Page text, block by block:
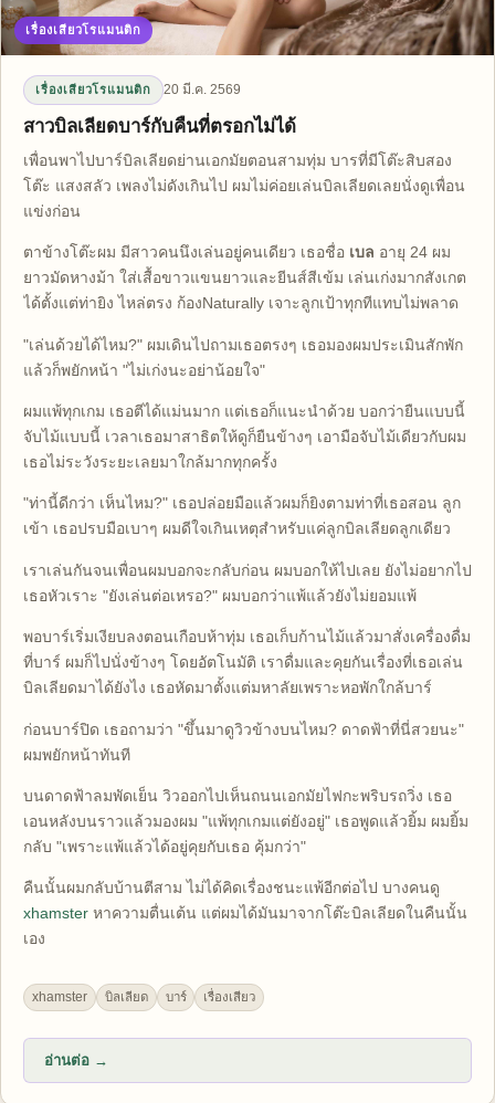
เรื่องเสียวโรแมนติก
เรื่องเสียวโรแมนติก 20 มี.ค. 2569
สาวบิลเลียดบาร์กับคืนที่ตรอกไม่ได้
เพื่อนพาไปบาร์บิลเลียดย่านเอกมัยตอนสามทุ่ม บารที่มีโต๊ะสิบสอง
โต๊ะ แสงสลัว เพลงไม่ดังเกินไป ผมไม่ค่อยเล่นบิลเลียดเลยนั่งดูเพื่อน
แข่งก่อน
ตาข้างโต๊ะผม มีสาวคนนึงเล่นอยู่คนเดียว เธอชื่อ เบล อายุ 24 ผม
ยาวมัดหางม้า ใส่เสื้อขาวแขนยาวและยีนส์สีเข้ม เล่นเก่งมากสังเกต
ได้ตั้งแต่ท่ายิง ไหล่ตรง ก้องNaturally เจาะลูกเป้าทุกทีแทบไม่พลาด
"เล่นด้วยได้ไหม?" ผมเดินไปถามเธอตรงๆ เธอมองผมประเมินสักพัก
แล้วก็พยักหน้า "ไม่เก่งนะอย่าน้อยใจ"
ผมแพ้ทุกเกม เธอตีได้แม่นมาก แต่เธอก็แนะนำด้วย บอกว่ายืนแบบนี้
จับไม้แบบนี้ เวลาเธอมาสาธิตให้ดูก็ยืนข้างๆ เอามือจับไม้เดียวกับผม
เธอไม่ระวังระยะเลยมาใกล้มากทุกครั้ง
"ท่านี้ดีกว่า เห็นไหม?" เธอปล่อยมือแล้วผมก็ยิงตามท่าที่เธอสอน ลูก
เข้า เธอปรบมือเบาๆ ผมดีใจเกินเหตุสำหรับแค่ลูกบิลเลียดลูกเดียว
เราเล่นกันจนเพื่อนผมบอกจะกลับก่อน ผมบอกให้ไปเลย ยังไม่อยากไป
เธอหัวเราะ "ยังเล่นต่อเหรอ?" ผมบอกว่าแพ้แล้วยังไม่ยอมแพ้
พอบาร์เริ่มเงียบลงตอนเกือบห้าทุ่ม เธอเก็บก้านไม้แล้วมาสั่งเครื่องดื่ม
ที่บาร์ ผมก็ไปนั่งข้างๆ โดยอัตโนมัติ เราดื่มและคุยกันเรื่องที่เธอเล่น
บิลเลียดมาได้ยังไง เธอหัดมาตั้งแต่มหาลัยเพราะหอพักใกล้บาร์
ก่อนบาร์ปิด เธอถามว่า "ขึ้นมาดูวิวข้างบนไหม? ดาดฟ้าที่นี่สวยนะ"
ผมพยักหน้าทันที
บนดาดฟ้าลมพัดเย็น วิวออกไปเห็นถนนเอกมัยไฟกะพริบรถวิ่ง เธอ
เอนหลังบนราวแล้วมองผม "แพ้ทุกเกมแต่ยังอยู่" เธอพูดแล้วยิ้ม ผมยิ้ม
กลับ "เพราะแพ้แล้วได้อยู่คุยกับเธอ คุ้มกว่า"
คืนนั้นผมกลับบ้านตีสาม ไม่ได้คิดเรื่องชนะแพ้อีกต่อไป บางคนดู
xhamster หาความตื่นเต้น แต่ผมได้มันมาจากโต๊ะบิลเลียดในคืนนั้น
เอง
xhamster บิลเลียด บาร์ เรื่องเสียว
อ่านต่อ →